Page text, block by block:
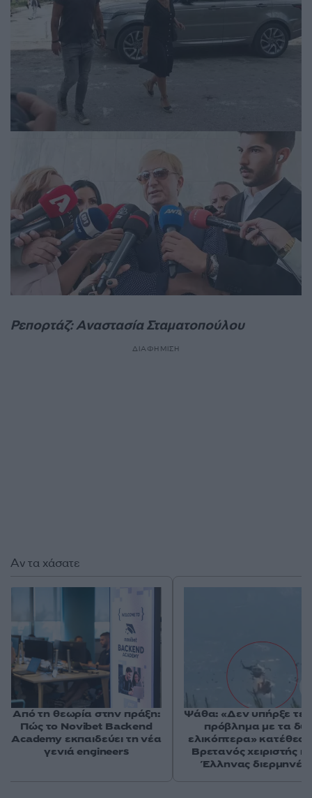
Ρεπορτάζ: Αναστασία Σταματοπούλου
ΔΙΑΦΗΜΙΣΗ
Αν τα χάσατε
Από τη θεωρία στην πράξη:
Πώς το Novibet Backend
Academy εκπαιδεύει τη νέα
γενιά engineers
Ψάθα: «Δεν υπήρξε
πρόβλημα με τα
ελικόπτερα»
Βρετανός χειριστής
Έλληνας